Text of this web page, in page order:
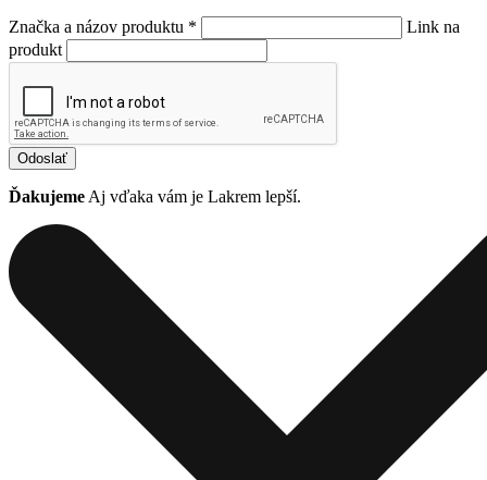
Značka a názov produktu *
Link na
produkt
Odoslať
Ďakujeme Aj vďaka vám je Lakrem lepší.